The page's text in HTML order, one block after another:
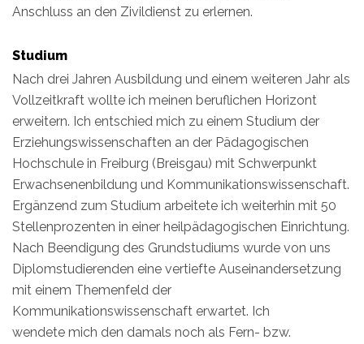
Anschluss an den Zivildienst zu erlernen.
Studium
Nach drei Jahren Ausbildung und einem weiteren Jahr als
Vollzeitkraft wollte ich meinen beruflichen Horizont
erweitern. Ich entschied mich zu einem Studium der
Erziehungswissenschaften an der Pädagogischen
Hochschule in Freiburg (Breisgau) mit Schwerpunkt
Erwachsenenbildung und Kommunikationswissenschaft.
Ergänzend zum Studium arbeitete ich weiterhin mit 50
Stellenprozenten in einer heilpädagogischen Einrichtung.
Nach Beendigung des Grundstudiums wurde von uns
Diplomstudierenden eine vertiefte Auseinandersetzung
mit einem Themenfeld der
Kommunikationswissenschaft erwartet. Ich
wendete mich den damals noch als Fern- bzw.